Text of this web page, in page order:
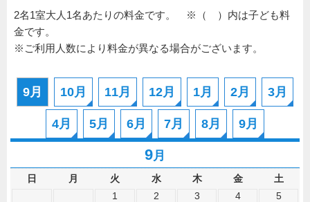
2名1室大人1名あたりの料金です。 ※（ ）内は子ども料
金です。
※ご利用人数により料金が異なる場合がございます。
9月 10月 11月 12月 1月 2月 3月
4月 5月 6月 7月 8月 9月
9月
日 月 火 水 木 金
土
1
2 3 4 5